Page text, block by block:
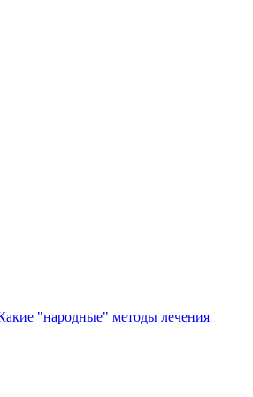
"народные" методы лечения